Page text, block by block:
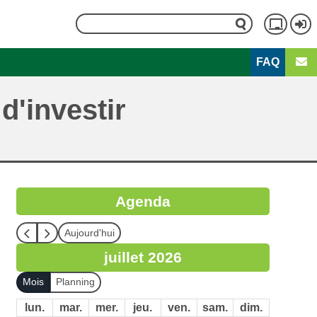
Rechercher
Menu
du
Second
menu
FAQ
Agenda
Aujourd'hui
juillet 2026
Mois Planning
lun. mar. mer. jeu. ven. sam.
dim.